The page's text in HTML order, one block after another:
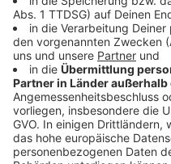
Schülerinnen und
Namen für unser
ausgesucht:
Anzeige